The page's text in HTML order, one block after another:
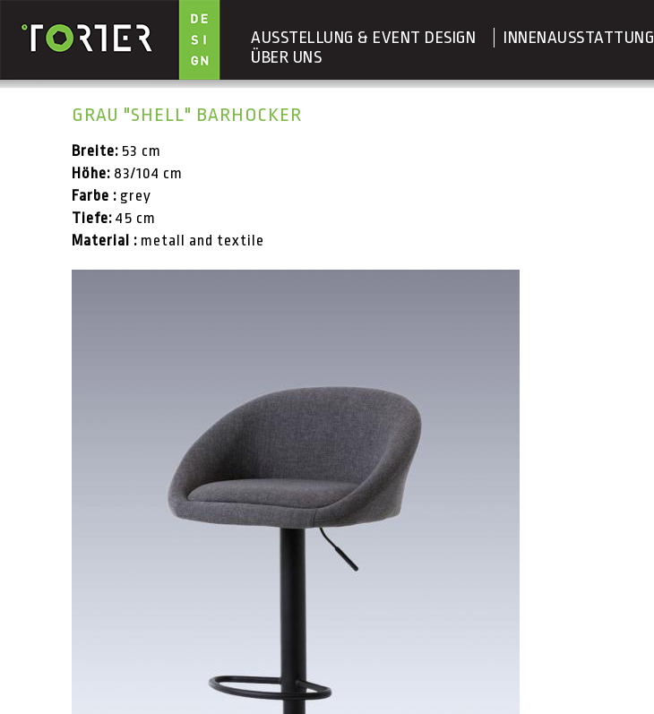
Direkt zum Inhalt
AUSSTELLUNG & EVENT DESIGN INNENAUSSTATTUNG
ÜBER UNS
GRAU "SHELL" BARHOCKER
Breite: 53 cm
Höhe: 83/104 cm
Farbe : grey
Tiefe: 45 cm
Material : metall and textile